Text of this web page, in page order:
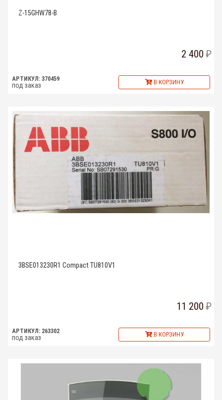
Z-15GHW78-B
2 400
АРТИКУЛ: 370459
под заказ В КОРЗИНУ
3BSE013230R1 Compact TU810V1
11 200
АРТИКУЛ: 263302
под заказ В КОРЗИНУ